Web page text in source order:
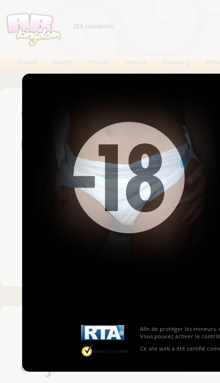
Afin de protéger les mineurs,
Vous pouvez activer le
Ce site web a été certifié
233 connectés
Accueil Images Forums Lecture Shopping
Connexion
Un compte est
Nom d'utilisateur
Mot de passe
Pas encore
aujourd'hui